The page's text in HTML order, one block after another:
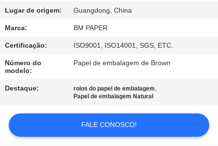
QUALIDADE
CONTACTE-
NOS
NOTÍCIA
CASOS
Lugar de origem: Guangdong, China
Marca: BM PAPER
Certificação: ISO9001, ISO14001, SGS, ETC.
Número do
modelo:
Papel de embalagem de Brown
Destaque: rolos do papel de embalagem,
Papel de embalagem Natural
FALE CONOSCO!